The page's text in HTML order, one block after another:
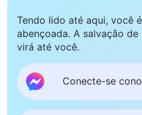
Tendo lido até aqui, você
abençoada. A salvação
virá até você.
Conecte-se